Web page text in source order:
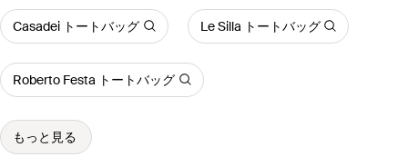
Casadei トートバッグ Le Silla トートバッグ
Roberto Festa トートバッグ
もっと見る